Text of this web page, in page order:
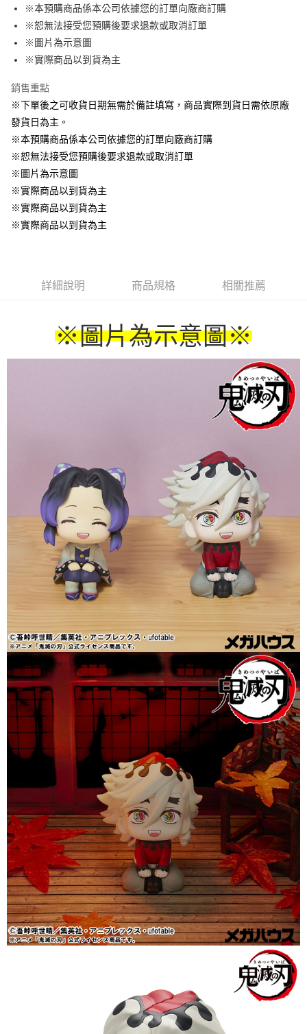
運送方式
預購訂單-宅配專用(🔺不同預購月份建議分開結帳，避免整筆訂單等
超久)
預購訂單-離島宅配專用-(澎湖/金門/馬祖)(🔺不同預購月份建議分開
結帳，避免整筆訂單等超久)
每筆NT$220
※本預購商品係本公司依據您的訂單向廠商訂購
※恕無法接受您預購後要求退款或取消訂單
※圖片為示意圖
※實際商品以到貨為主
銷售重點
※下單後之可收貨日期無需於備註填寫，商品實際到貨日需依原廠
發貨日為主。
※本預購商品係本公司依據您的訂單向廠商訂購
※恕無法接受您預購後要求退款或取消訂單
※圖片為示意圖
※實際商品以到貨為主
※實際商品以到貨為主
※實際商品以到貨為主
詳細說明 商品規格 相關推薦
※圖片為示意圖※